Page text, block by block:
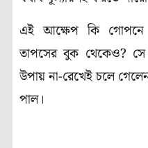
এই আক্ষেপ কি গোপনে
তাপসের বুক থেকেও? সে
উপায় না-রেখেই চলে
পাল।